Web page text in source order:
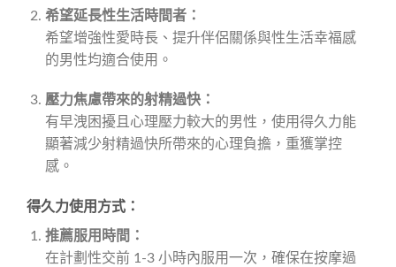
希望延長性生活時間者：
希望增強性愛時長、提升伴侶關係與性生活幸福感
的男性均適合使用。
壓力焦慮帶來的射精過快：
有早洩困擾且心理壓力較大的男性，使用得久力能
顯著減少射精過快所帶來的心理負擔，重獲掌控
感。
得久力使用方式：
推薦服用時間：
在計劃性交前 1-3 小時內服用一次，確保在按摩過